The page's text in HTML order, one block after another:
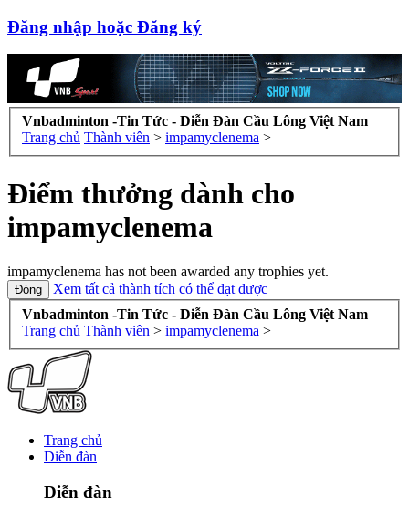
Đăng nhập hoặc Đăng ký
Vnbadminton -Tin Tức - Diễn Đàn Cầu Lông Việt Nam
Trang chủ Thành viên > impamyclenema >
Điểm thưởng dành cho
impamyclenema
impamyclenema has not been awarded any trophies yet.
Xem tất cả thành tích có thể đạt được
Vnbadminton -Tin Tức - Diễn Đàn Cầu Lông Việt Nam
Trang chủ Thành viên > impamyclenema >
Trang chủ
Diễn đàn
Diễn đàn